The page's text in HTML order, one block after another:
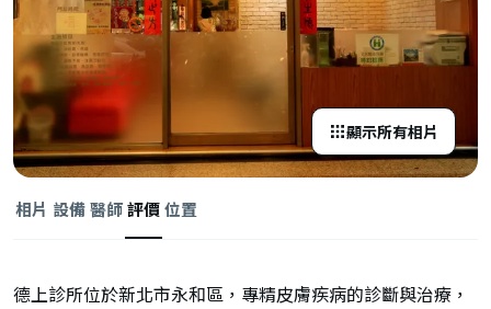
顯示所有相片
相片 設備醫師評價位置
德上診所位於新北市永和區，專精皮膚疾病的診斷與治療，